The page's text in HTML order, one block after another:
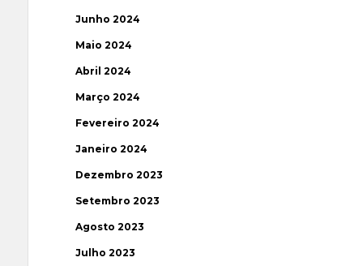
Junho 2024
Maio 2024
Abril 2024
Março 2024
Fevereiro 2024
Janeiro 2024
Dezembro 2023
Setembro 2023
Agosto 2023
Julho 2023